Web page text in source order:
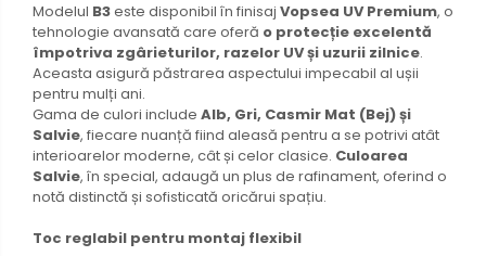
Modelul B3este disponibil în finisaj Vopsea UV Premium, o
tehnologie avansată care oferă o protecție excelentă
împotriva zgârieturilor, razelor UV și uzurii zilnice.
Aceasta asigură păstrarea aspectului impecabil al ușii
pentru mulți ani.
Gama de culori include Alb, Gri, Casmir Mat (Bej) și
Salvie, fiecare nuanță fiind aleasă pentru a se potrivi atât
interioarelor moderne, cât și celor clasice. Culoarea
Salvie, în special, adaugă un plus de rafinament, oferind o
notă distinctă și sofisticată oricărui spațiu.
Toc reglabil pentru montaj flexibil